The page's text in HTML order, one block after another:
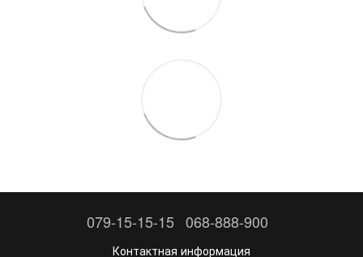
079-15-15-15 068-888-900
Контактная информация